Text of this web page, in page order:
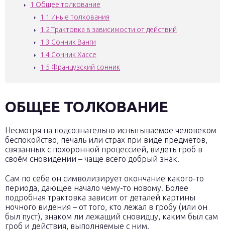
1 Общее толкование
1.1 Иные толкования
1.2 Трактовка в зависимости от действий
1.3 Сонник Ванги
1.4 Сонник Хассе
1.5 Французский сонник
ОБЩЕЕ ТОЛКОВАНИЕ
Несмотря на подсознательно испытываемое человеком
беспокойство, печаль или страх при виде предметов,
связанных с похоронной процессией, видеть гроб в
своём сновидении – чаще всего добрый знак.
Сам по себе он символизирует окончание какого-то
периода, дающее начало чему-то новому. Более
подробная трактовка зависит от деталей картины
ночного видения – от того, кто лежал в гробу (или он
был пуст), знаком ли лежащий сновидцу, каким был сам
гроб и действия, выполняемые с ним.